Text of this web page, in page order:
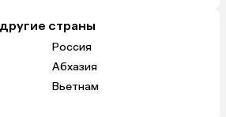
страны
Россия
Абхазия
Вьетнам